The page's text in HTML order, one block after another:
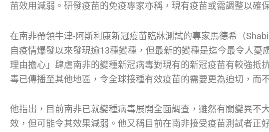
苗效用減弱。研發疫苗的免疫專家亦稱，現有疫苗或需調整以確
在南非帶領牛津-阿斯利康新冠疫苗臨牀測試的專家馬德希（
自疫情爆發以來發現逾13種變種，但最新的變種是迄今最令人憂
理由擔心」肆虐南非的變種新冠病毒對現有的新冠疫苗有較強抵
毒已傳播至其他地區，令全球接種有效疫苗的需要更為迫切，而
他指出，目前南非已就變種病毒展開全面調查，雖然有關變異不
效，但可能令其效果減弱。他又稱目前在南非接受疫苗測試者正